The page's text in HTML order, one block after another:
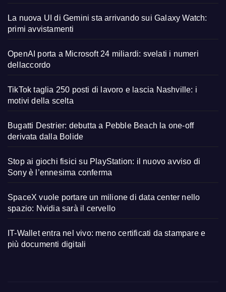
La nuova UI di Gemini sta arrivando sui Galaxy Watch:
primi avvistamenti
OpenAI porta a Microsoft 24 miliardi: svelati i numeri
dellaccordo
TikTok taglia 250 posti di lavoro e lascia Nashville: i
motivi della scelta
Bugatti Destrier: debutta a Pebble Beach la one-off
derivata dalla Bolide
Stop ai giochi fisici su PlayStation: il nuovo avviso di
Sony è l’ennesima conferma
SpaceX vuole portare un milione di data center nello
spazio: Nvidia sarà il cervello
IT-Wallet entra nel vivo: meno certificati da stampare e
più documenti digitali